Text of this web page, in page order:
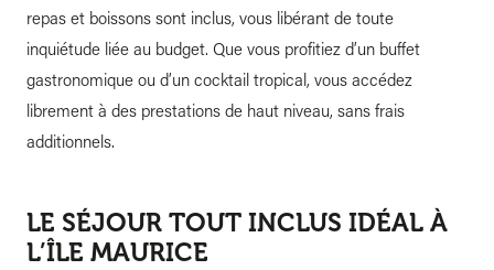
repas et boissons sont inclus, vous libérant de toute
inquiétude liée au budget. Que vous profitiez d’un buffet
gastronomique ou d’un cocktail tropical, vous accédez
librement à des prestations de haut niveau, sans frais
additionnels.
LE SÉJOUR TOUT INCLUS IDÉAL À
L’ÎLE MAURICE